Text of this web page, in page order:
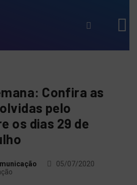
Confira as
pelo
os dias 29 de
05/07/2020